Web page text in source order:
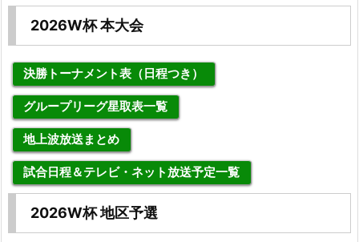
2026W杯 本大会
決勝トーナメント表（日程つき）
グループリーグ星取表一覧
地上波放送まとめ
試合日程＆テレビ・ネット放送予定一覧
2026W杯 地区予選